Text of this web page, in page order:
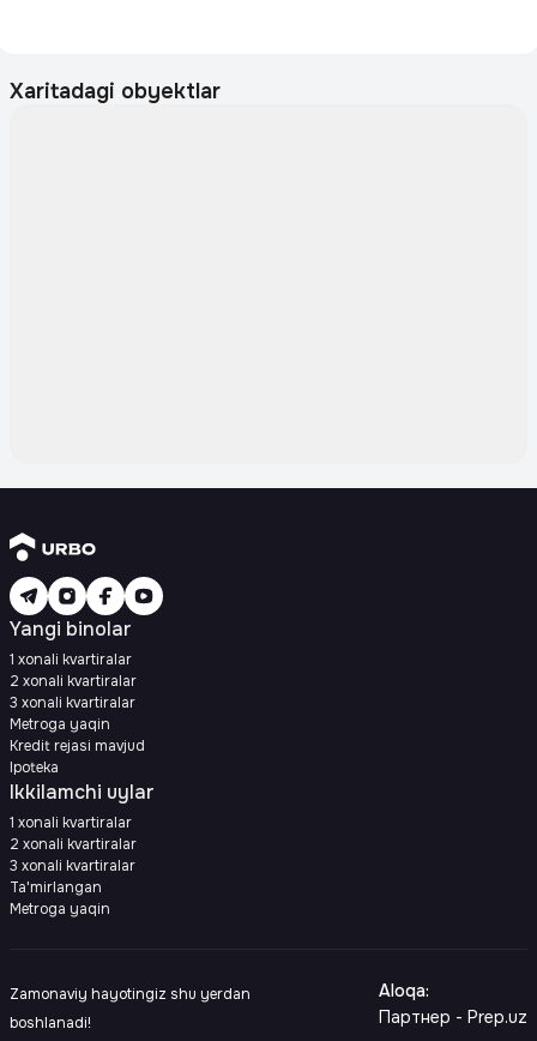
Xaritadagi obyektlar
Yangi binolar
1 xonali kvartiralar
2 xonali kvartiralar
3 xonali kvartiralar
Metroga yaqin
Kredit rejasi mavjud
Ipoteka
Ikkilamchi uylar
1 xonali kvartiralar
2 xonali kvartiralar
3 xonali kvartiralar
Ta'mirlangan
Metroga yaqin
Zamonaviy hayotingiz shu yerdan
boshlanadi!
Aloqa:
Партнер - Prep.uz